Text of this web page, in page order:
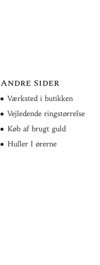
Andre Sider
Værksted i butikken
Vejledende ringstørrelse
Køb af brugt guld
Huller I ørerne